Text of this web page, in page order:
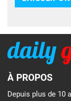
À PROPOS
Depuis plus de 10